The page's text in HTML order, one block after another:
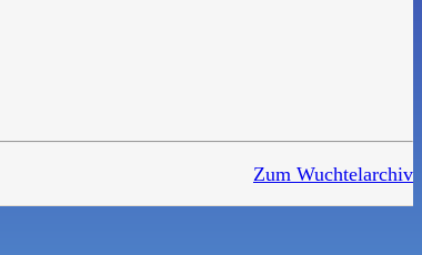
Zum Wuchtelarchiv